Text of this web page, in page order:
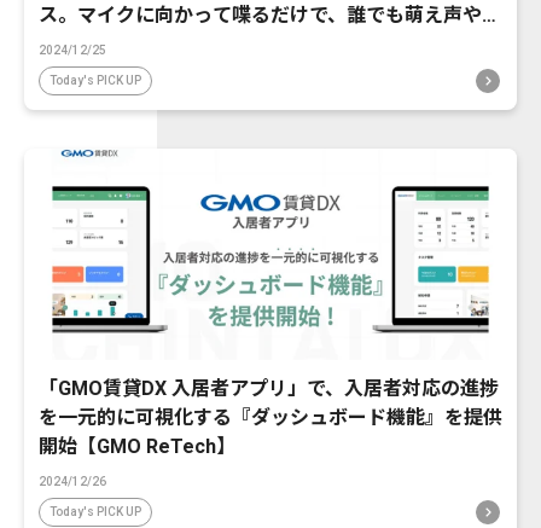
ス。マイクに向かって喋るだけで、誰でも萌え声やイ
ケボ風に音声変換が可能に。
2024/12/25
Today's PICK UP
「GMO賃貸DX 入居者アプリ」で、入居者対応の進捗
を一元的に可視化する『ダッシュボード機能』を提供
開始【GMO ReTech】
2024/12/26
Today's PICK UP